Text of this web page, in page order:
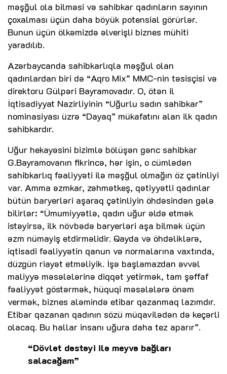
məşğul ola bilməsi və sahibkar qadınların sayının
çoxalması üçün daha böyük potensial görürlər.
Bunun üçün ölkəmizdə əlverişli biznes mühiti
yaradılıb.
Azərbaycanda sahibkarlıqla məşğul olan
qadınlardan biri də “Aqro Mix” MMC-nin təsisçisi və
direktoru Gülpəri Bayramovadır. O, ötən il
İqtisadiyyat Nazirliyinin “Uğurlu sadın sahibkar”
nominasiyası üzrə “Dayaq” mükafatını alan ilk qadın
sahibkardır.
Uğur hekayəsini bizimlə bölüşən gənc sahibkar
G.Bayramovanın fikrincə, hər işin, o cümlədən
sahibkarlıq fəaliyyəti ilə məşğul olmağın öz çətinliyi
var. Amma əzmkar, zəhmətkeş, qətiyyətli qadınlar
bütün baryerləri aşaraq çətinliyin öhdəsindən gələ
bilirlər: “Ümumiyyətlə, qadın uğur əldə etmək
istəyirsə, ilk növbədə baryerləri aşa bilmək üçün
əzm nümayiş etdirməlidir. Qayda və öhdəliklərə,
iqtisadi fəaliyyətin qanun və normalarına vaxtında,
düzgün riayət etməliyik. İşə başlamazdan əvvəl
maliyyə məsələlərinə diqqət yetirmək, tam şəffaf
fəaliyyət göstərmək, hüquqi məsələlərə önəm
vermək, biznes aləmində etibar qazanmaq lazımdır.
Etibar qazanan qadının sözü müqavilədən də keçərli
olacaq. Bu hallar insanı uğura daha tez aparır”.
“Dövlət dəstəyi ilə meyvə bağları
salacağam”